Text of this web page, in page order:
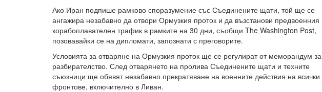
Ако Иран подпише рамково споразумение със Съединените щати, той ще се
ангажира незабавно да отвори Ормузкия проток и да възстанови предвоенния
корабоплавателен трафик в рамките на 30 дни, съобщи The Washington Post,
позовавайки се на дипломати, запознати с преговорите.
Условията за отваряне на Ормузкия проток ще се регулират от меморандум за
разбирателство. След отварянето на пролива Съединените щати и техните
съюзници ще обявят незабавно прекратяване на военните действия на всички
фронтове, включително в Ливан.